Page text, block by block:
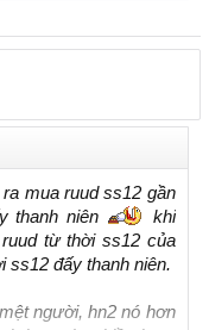
mua ruud ss12 gần
thanh niên
khi
từ thời ss12 của
ss12 đấy thanh niên.
người, hn2 nó hơn